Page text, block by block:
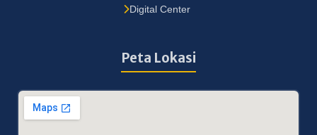
Digital Center
Peta Lokasi